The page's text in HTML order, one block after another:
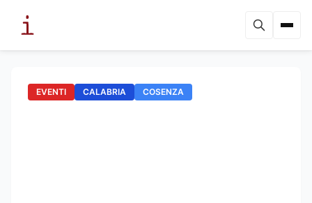
EVENTI CALABRIA COSENZA